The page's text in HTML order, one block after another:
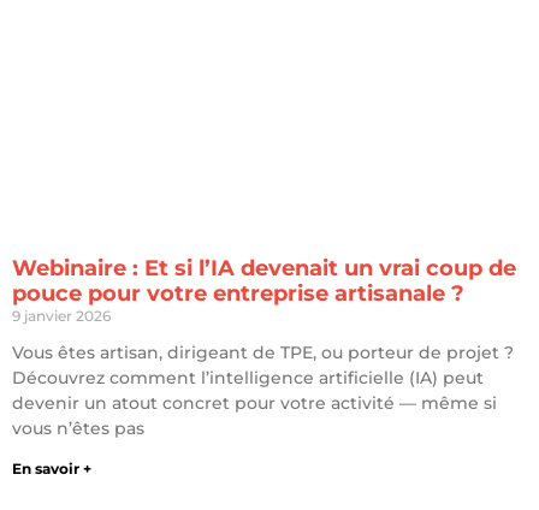
Webinaire : Et si l’IA devenait un vrai coup de
pouce pour votre entreprise artisanale ?
9 janvier 2026
Vous êtes artisan, dirigeant de TPE, ou porteur de projet ?
Découvrez comment l’intelligence artificielle (IA) peut
devenir un atout concret pour votre activité — même si
vous n’êtes pas
En savoir +